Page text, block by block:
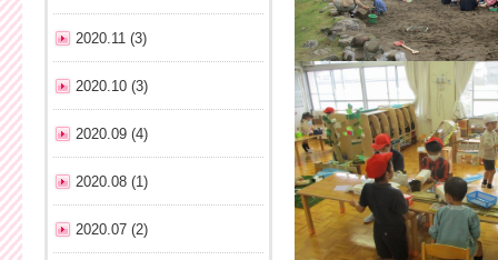
2020.11 (3)
2020.10 (3)
2020.09 (4)
2020.08 (1)
2020.07 (2)